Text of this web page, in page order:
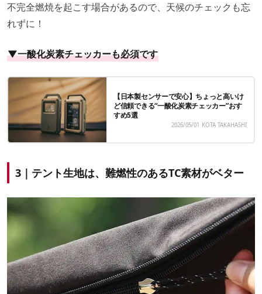
不完全燃焼を起こす場合があるので、天候のチェックも忘
れずに！
▼一酸化炭素チェッカーも必須です
【日本製センサーで安心】ちょっと高いけ
ど信頼できる“一酸化炭素チェッカー”おす
すめ5選
2026/05/01 KOTA TAKAHASHI
3｜テント生地は、難燃性のあるTC素材がベター